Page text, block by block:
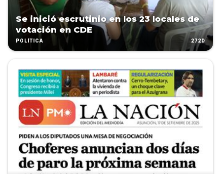
Se inició escrutinio en los 23 locales de
votación en CDE
POLÍTICA 272D